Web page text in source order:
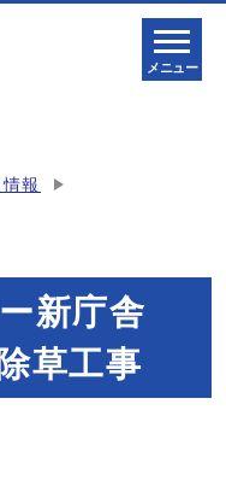
メニュー
報
新庁舎
草工事